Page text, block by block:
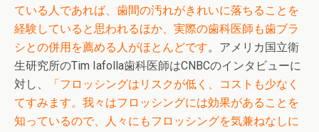
ている人であれば、歯間の汚れがきれいに落ちることを
経験していると思われるほか、実際の歯科医師も歯ブラ
シとの併用を薦める人がほとんどです。アメリカ国立衛
生研究所のTim Iafolla歯科医師はCNBCのインタビューに
対し、
「フロッシングはリスクが低く、コストも少なく
てすみます。我々はフロッシングには効果があることを
知っているので、人々にもフロッシングを気兼ねなしに